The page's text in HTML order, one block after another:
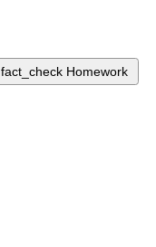
fact_check Homework